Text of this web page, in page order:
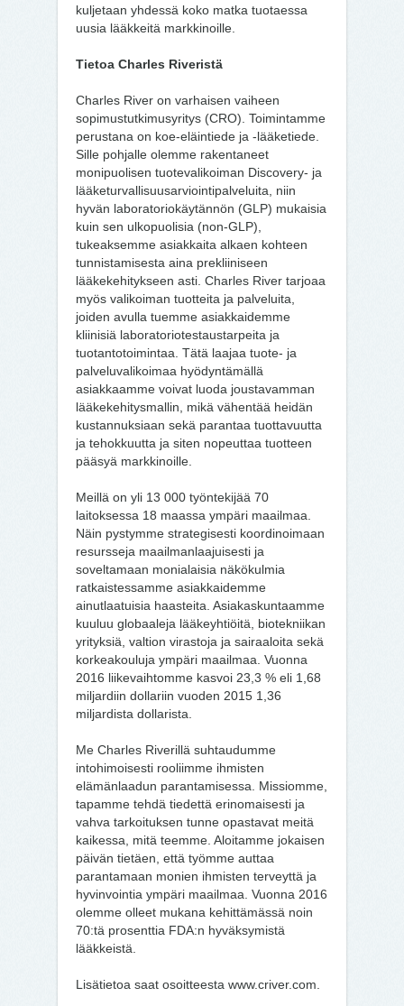
kuljetaan yhdessä koko matka tuotaessa
uusia lääkkeitä markkinoille.
Tietoa Charles Riveristä
Charles River on varhaisen vaiheen
sopimustutkimusyritys (CRO). Toimintamme
perustana on koe-eläintiede ja -lääketiede.
Sille pohjalle olemme rakentaneet
monipuolisen tuotevalikoiman Discovery- ja
lääketurvallisuusarviointipalveluita, niin
hyvän laboratoriokäytännön (GLP) mukaisia
kuin sen ulkopuolisia (non-GLP),
tukeaksemme asiakkaita alkaen kohteen
tunnistamisesta aina prekliiniseen
lääkekehitykseen asti. Charles River tarjoaa
myös valikoiman tuotteita ja palveluita,
joiden avulla tuemme asiakkaidemme
kliinisiä laboratoriotestaustarpeita ja
tuotantotoimintaa. Tätä laajaa tuote- ja
palveluvalikoimaa hyödyntämällä
asiakkaamme voivat luoda joustavamman
lääkekehitysmallin, mikä vähentää heidän
kustannuksiaan sekä parantaa tuottavuutta
ja tehokkuutta ja siten nopeuttaa tuotteen
pääsyä markkinoille.
Meillä on yli 13 000 työntekijää 70
laitoksessa 18 maassa ympäri maailmaa.
Näin pystymme strategisesti koordinoimaan
resursseja maailmanlaajuisesti ja
soveltamaan monialaisia näkökulmia
ratkaistessamme asiakkaidemme
ainutlaatuisia haasteita. Asiakaskuntaamme
kuuluu globaaleja lääkeyhtiöitä, biotekniikan
yrityksiä, valtion virastoja ja sairaaloita sekä
korkeakouluja ympäri maailmaa. Vuonna
2016 liikevaihtomme kasvoi 23,3 % eli 1,68
miljardiin dollariin vuoden 2015 1,36
miljardista dollarista.
Me Charles Riverillä suhtaudumme
intohimoisesti rooliimme ihmisten
elämänlaadun parantamisessa. Missiomme,
tapamme tehdä tiedettä erinomaisesti ja
vahva tarkoituksen tunne opastavat meitä
kaikessa, mitä teemme. Aloitamme jokaisen
päivän tietäen, että työmme auttaa
parantamaan monien ihmisten terveyttä ja
hyvinvointia ympäri maailmaa. Vuonna 2016
olemme olleet mukana kehittämässä noin
70:tä prosenttia FDA:n hyväksymistä
lääkkeistä.
Lisätietoa saat osoitteesta www.criver.com.